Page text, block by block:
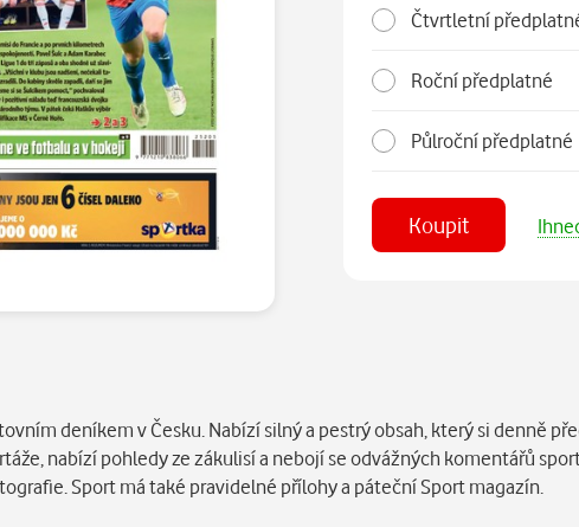
Čtvrtletní
Roční předplatné
Půlroční předplatné
Koupit
deníkem v Česku. Nabízí silný a pestrý obsah, který si denně
nabízí pohledy ze zákulisí a nebojí se odvážných komentářů
Sport má také pravidelné přílohy a páteční Sport magazín.